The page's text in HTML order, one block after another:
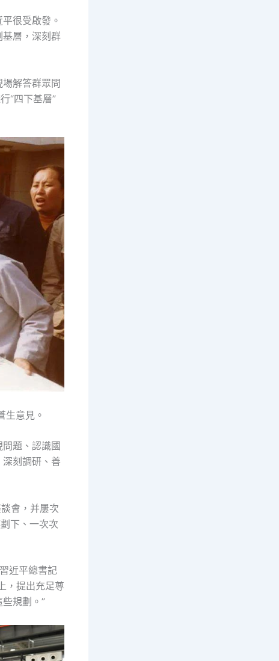
很受啟發。
層，深刻群
解答群眾問
“四下基層”
生意見。
題、認識國
刻調研、善
會，并屢次
下、一次次
近平總書記
，提出充足尊
規劃。”